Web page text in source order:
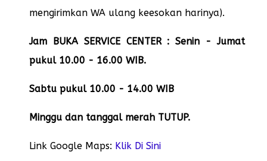
mengirimkan WA ulang keesokan harinya).
Jam BUKA SERVICE CENTER : Senin - Jumat
pukul 10.00 - 16.00 WIB.
Sabtu pukul 10.00 - 14.00 WIB
Minggu dan tanggal merah TUTUP.
Link Google Maps: Klik Di Sini